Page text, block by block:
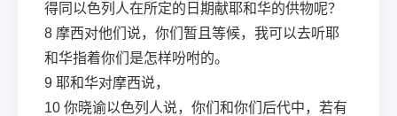
得同以色列人在所定的日期献耶和华的供物呢？
8 摩西对他们说，你们暂且等候，我可以去听耶
和华指着你们是怎样吩咐的。
9 耶和华对摩西说，
10 你晓谕以色列人说，你们和你们后代中，若有